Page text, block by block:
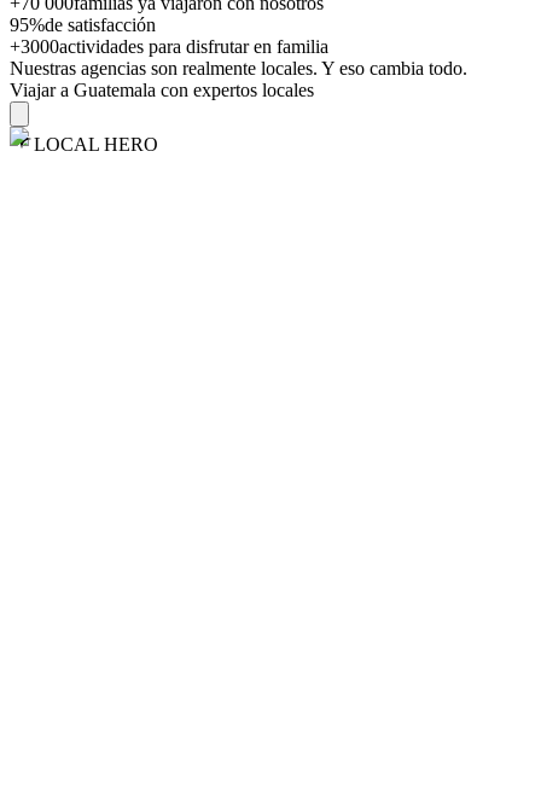
95%de satisfacción
+3000actividades para disfrutar en familia
Nuestras agencias son realmente locales. Y eso cambia todo.
Viajar a Guatemala con expertos locales
LOCAL HERO